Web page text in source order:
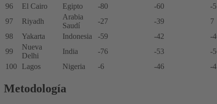
96
El Cairo Egipto -80 -60
-
97
Riyadh
Arabia
Saudí
-27 -39
7
98
Yakarta Indonesia -59 -42
-
99
Nueva
Delhi
India -76 -53
-
100
Lagos Nigeria -6 -46 -
Metodología